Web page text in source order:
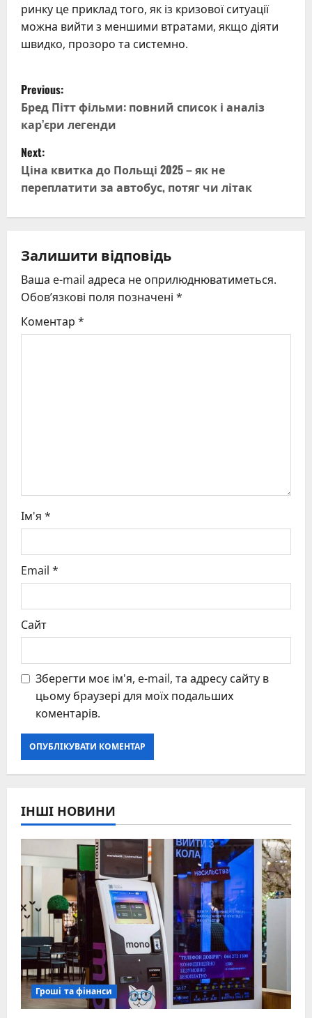
ринку це приклад того, як із кризової ситуації
можна вийти з меншими втратами, якщо діяти
швидко, прозоро та системно.
P
o
s
t
n
v
i
g
Previous:
Бред Пітт фільми: повний список і аналіз
кар’єри легенди
Next:
Ціна квитка до Польщі 2025 – як не
переплатити за автобус, потяг чи літак
Залишити відповідь
Ваша e-mail адреса не оприлюднюватиметься.
Обов’язкові поля позначені *
Коментар *
Ім'я *
Email *
Сайт
Зберегти моє ім'я, e-mail, та адресу сайту в
цьому браузері для моїх подальших
коментарів.
ІНШІ НОВИНИ
Гроші та фінанси